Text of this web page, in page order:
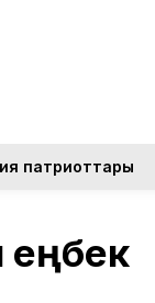
патриоттары
еңбек